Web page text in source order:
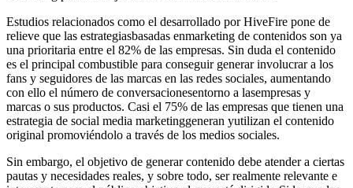
Estudios relacionados como el desarrollado por HiveFire pone de
relieve que las estrategiasbasadas enmarketing de contenidos son ya
una prioritaria entre el 82% de las empresas. Sin duda el contenido
es el principal combustible para conseguir generar involucrar a los
fans y seguidores de las marcas en las redes sociales, aumentando
con ello el número de conversacionesentorno a lasempresas y
marcas o sus productos. Casi el 75% de las empresas que tienen una
estrategia de social media marketinggeneran yutilizan el contenido
original promoviéndolo a través de los medios sociales.
Sin embargo, el objetivo de generar contenido debe atender a ciertas
pautas y necesidades reales, y sobre todo, ser realmente relevante e